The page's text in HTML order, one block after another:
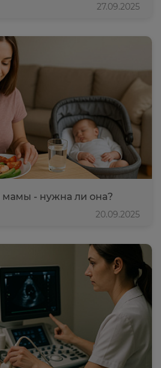
27.09.2025
- нужна ли она?
20.09.2025